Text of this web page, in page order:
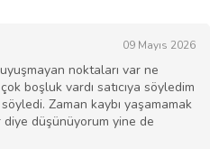
09 Mayıs 2026
noktaları var ne
boşluk vardı satıcıya söyledim
Zaman kaybı yaşamamak
düşünüyorum yine de